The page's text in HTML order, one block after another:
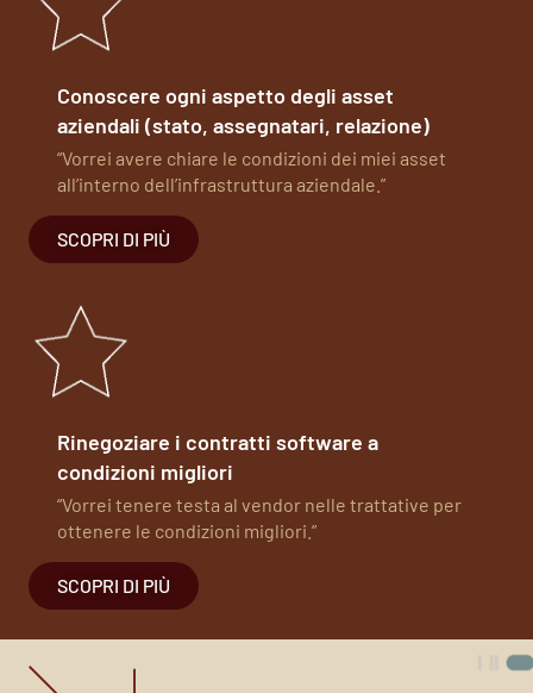
Conoscere ogni aspetto degli asset
aziendali (stato, assegnatari, relazione)
“Vorrei avere chiare le condizioni dei miei asset
all’interno dell’infrastruttura aziendale.”
SCOPRI DI PIÙ
Rinegoziare i contratti software a
condizioni migliori
“Vorrei tenere testa al vendor nelle trattative per
ottenere le condizioni migliori.”
SCOPRI DI PIÙ